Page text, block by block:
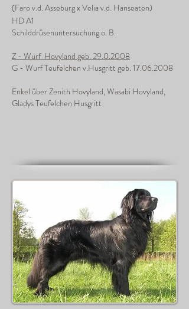
(Faro v.d. Asseburg x Velia v.d. Hanseaten)
HD A1
Schilddrüsenuntersuchung o. B.
Z - Wurf Hovyland geb. 29.0.2008
G - Wurf Teufelchen v.Husgritt geb. 17.06.2008
Enkel über Zenith Hovyland, Wasabi Hovyland,
Gladys Teufelchen Husgritt